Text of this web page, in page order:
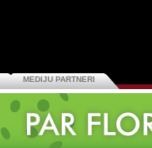
MEDIJU PARTNERI